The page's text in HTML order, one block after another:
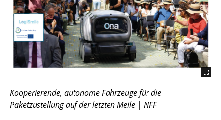
Kooperierende, autonome Fahrzeuge für die
Paketzustellung auf der letzten Meile | NFF